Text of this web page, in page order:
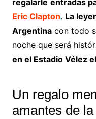
regalarle entradas
Eric Clapton. La
Argentinacon todo
noche que será
en el Estadio Vélez
Un regalo
amantes de